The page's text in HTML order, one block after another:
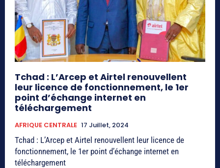
Tchad : L’Arcep et Airtel renouvellent
leur licence de fonctionnement, le 1er
point d’échange internet en
téléchargement
AFRIQUE CENTRALE 17 Juillet, 2024
Tchad : L’Arcep et Airtel renouvellent leur licence de
fonctionnement, le 1er point d’échange internet en
téléchargement